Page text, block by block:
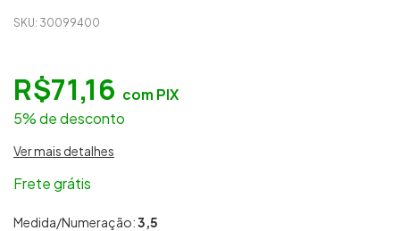
SKU: 30099400
R$71,16 com PIX
5% de desconto
Ver mais detalhes
Frete grátis
Medida/Numeração:3,5